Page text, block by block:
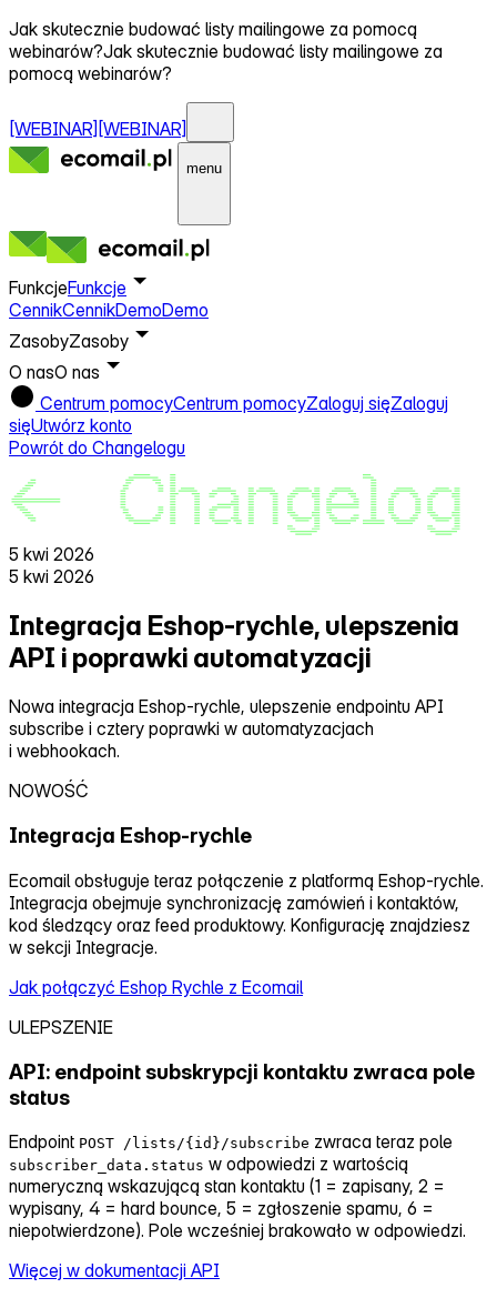
Jak skutecznie budować listy mailingowe za pomocą
webinarów?Jak skutecznie budować listy mailingowe za
pomocą webinarów?
[WEBINAR] [WEBINAR]
menu
FunkcjeFunkcje
CennikCennikDemoDemo
ZasobyZasoby
O nasO nas
Centrum pomocyCentrum pomocyZaloguj sięZaloguj
sięUtwórz konto
Powrót do Changelogu
5 kwi 2026
5 kwi 2026
Integracja Eshop‑rychle, ulepszenia
API i poprawki automatyzacji
Nowa integracja Eshop‑rychle, ulepszenie endpointu API
subscribe i cztery poprawki w automatyzacjach
i webhookach.
NOWOŚĆ
Integracja Eshop‑rychle
Ecomail obsługuje teraz połączenie z platformą Eshop‑rychle.
Integracja obejmuje synchronizację zamówień i kontaktów,
kod śledzący oraz feed produktowy. Konfigurację znajdziesz
w sekcji Integracje.
Jak połączyć Eshop Rychle z Ecomail
ULEPSZENIE
API: endpoint subskrypcji kontaktu zwraca pole
status
Endpoint POST /lists/{id}/subscribe zwraca teraz pole
subscriber_data.status w odpowiedzi z wartością
numeryczną wskazującą stan kontaktu (1 = zapisany, 2 =
wypisany, 4 = hard bounce, 5 = zgłoszenie spamu, 6 =
niepotwierdzone). Pole wcześniej brakowało w odpowiedzi.
Więcej w dokumentacji API